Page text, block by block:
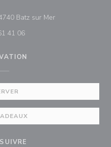
Batz sur Mer((ouvre une
41 06